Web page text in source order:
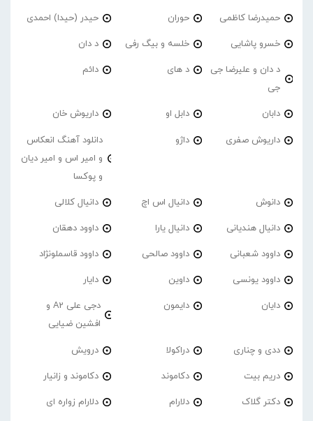
حمیدرضا کاظمی حوران حیدر (حیدا) احمدی
خسرو پاشایی خلسه و بیگ رفی د دان
د دان و علیرضا جی
جی
د های دائم
دابان دابل او داریوش خان
داریوش صفری داژو
دانلود آهنگ انعکاس
و امیر اس و امیر دیان
و پوکسا
دانوش دانیال اس اچ دانیال کلالی
دانیال هندیانی دانیال یارا داوود دهقان
داوود شعبانی داوود صالحی داوود قاسملونژاد
داوود یونسی داوین دایار
دایان دایمون
دجی علی A2 و
افشین ضیایی
ددی و چناری دراکولا درویش
دریم بیت دکاموند دکاموند و زانیار
دکتر گلاک دلارام دلارام زواره ای